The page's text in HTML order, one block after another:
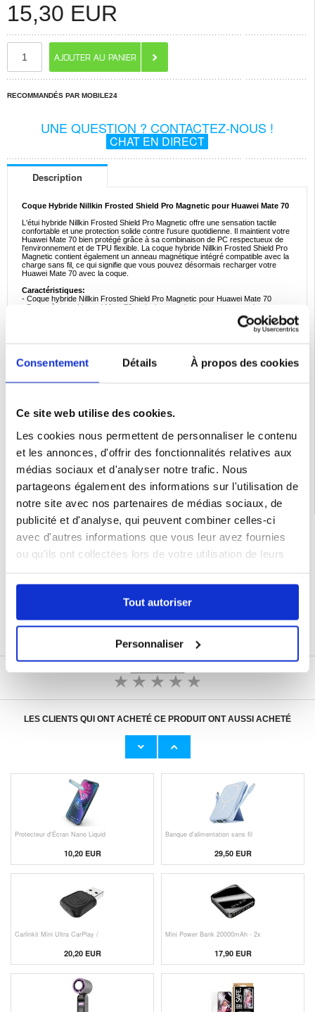
Consentement Détails À propos des cookies
Ce site web utilise des cookies.
Les cookies nous permettent de personnaliser le contenu
et les annonces, d'offrir des fonctionnalités relatives aux
médias sociaux et d'analyser notre trafic. Nous
partageons également des informations sur l'utilisation de
notre site avec nos partenaires de médias sociaux, de
publicité et d'analyse, qui peuvent combiner celles-ci
avec d'autres informations que vous leur avez fournies
ou qu'ils ont collectées lors de votre utilisation de leurs
Tout autoriser
Personnaliser
15,30 EUR
RECOMMANDÉS PAR MOBILE24
UNE QUESTION ? CONTACTEZ-NOUS !
CHAT EN DIRECT
Description
Coque Hybride Nillkin Frosted Shield Pro Magnetic pour Huawei Mate 70
L'étui hybride Nillkin Frosted Shield Pro Magnetic offre une sensation tactile
confortable et une protection solide contre l'usure quotidienne. Il maintient votre
Huawei Mate 70 bien protégé grâce à sa combinaison de PC respectueux de
l'environnement et de TPU flexible. La coque hybride Nillkin Frosted Shield Pro
Magnetic contient également un anneau magnétique intégré compatible avec la
charge sans fil, ce qui signifie que vous pouvez désormais recharger votre
Huawei Mate 70 avec la coque.
Caractéristiques:
- Coque hybride Nillkin Frosted Shield Pro Magnetic pour Huawei Mate 70
- Donne à votre Huawei Mate 70 un look exceptionnel et une protection
- Fournit une sensation de main fantastique lors de l'utilisation de votre Huawei
- Montage et démontage simples à tout moment
- Fabriqué en PC respectueux de l'environnement et en TPU flexible
Compatibilité:Huawei Mate 70
Catégories associées:Accessoires téléphone , Coque & Accessoires Huawei,
Huawei Mate 70 Coque & Accessoires
7 % DE RÉDUCTION
POUR LES MEMBRES DU CLUB24
LUN - VEN 10H - 22H
POLITIQUE DE RETOUR DE 30 JOURS
LES CLIENTS QUI ONT ACHETÉ CE PRODUIT ONT AUSSI ACHETÉ
Câble Apple Lightning d'Origin
Protecteur d'Écran Nano Liquid
10,20 EUR
Banque d'alimentation sans fil
29,50 EUR
Carlinkit Mini Ultra CarPlay /
20,20 EUR
Mini Power Bank 20000mAh - 2x
17,90 EUR